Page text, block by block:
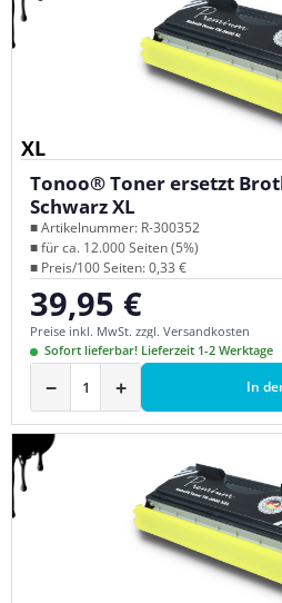
XL
Tonoo® Toner ersetzt
Schwarz XL
■ Artikelnummer: R-300352
■ für ca. 12.000 Seiten (5%)
■ Preis/100 Seiten: 0,33 €
Regulärer Preis:
39,95 €
Preise inkl. MwSt. zzgl. Versandkosten
Sofort lieferbar! Lieferzeit 1-2 Werktage
− + In